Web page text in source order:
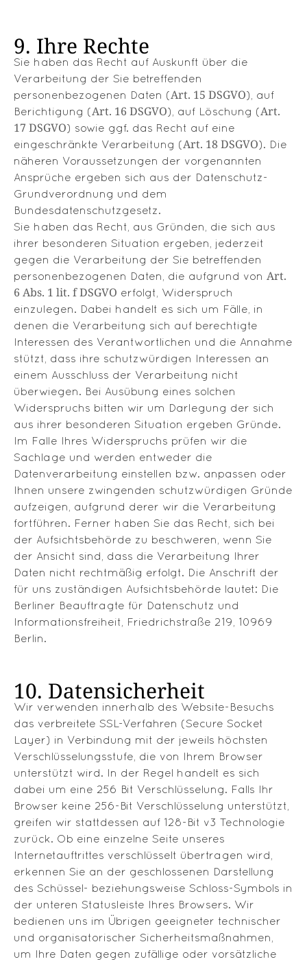
9. Ihre Rechte
Sie haben das Recht auf Auskunft über die
Verarbeitung der Sie betreffenden
personenbezogenen Daten (Art. 15 DSGVO), auf
Berichtigung (Art. 16 DSGVO), auf Löschung (Art.
17 DSGVO) sowie ggf. das Recht auf eine
eingeschränkte Verarbeitung (Art. 18 DSGVO). Die
näheren Voraussetzungen der vorgenannten
Ansprüche ergeben sich aus der Datenschutz-
Grundverordnung und dem
Bundesdatenschutzgesetz.
Sie haben das Recht, aus Gründen, die sich aus
ihrer besonderen Situation ergeben, jederzeit
gegen die Verarbeitung der Sie betreffenden
personenbezogenen Daten, die aufgrund von Art.
6 Abs. 1 lit. f DSGVO erfolgt, Widerspruch
einzulegen. Dabei handelt es sich um Fälle, in
denen die Verarbeitung sich auf berechtigte
Interessen des Verantwortlichen und die Annahme
stützt, dass ihre schutzwürdigen Interessen an
einem Ausschluss der Verarbeitung nicht
überwiegen. Bei Ausübung eines solchen
Widerspruchs bitten wir um Darlegung der sich
aus ihrer besonderen Situation ergeben Gründe.
Im Falle Ihres Widerspruchs prüfen wir die
Sachlage und werden entweder die
Datenverarbeitung einstellen bzw. anpassen oder
Ihnen unsere zwingenden schutzwürdigen Gründe
aufzeigen, aufgrund derer wir die Verarbeitung
fortführen. Ferner haben Sie das Recht, sich bei
der Aufsichtsbehörde zu beschweren, wenn Sie
der Ansicht sind, dass die Verarbeitung Ihrer
Daten nicht rechtmäßig erfolgt. Die Anschrift der
für uns zuständigen Aufsichtsbehörde lautet: Die
Berliner Beauftragte für Datenschutz und
Informationsfreiheit, Friedrichstraße 219, 10969
Berlin.
10. Datensicherheit
Wir verwenden innerhalb des Website-Besuchs
das verbreitete SSL-Verfahren (Secure Socket
Layer) in Verbindung mit der jeweils höchsten
Verschlüsselungsstufe, die von Ihrem Browser
unterstützt wird. In der Regel handelt es sich
dabei um eine 256 Bit Verschlüsselung. Falls Ihr
Browser keine 256-Bit Verschlüsselung unterstützt,
greifen wir stattdessen auf 128-Bit v3 Technologie
zurück. Ob eine einzelne Seite unseres
Internetauftrittes verschlüsselt übertragen wird,
erkennen Sie an der geschlossenen Darstellung
des Schüssel- beziehungsweise Schloss-Symbols in
der unteren Statusleiste Ihres Browsers. Wir
bedienen uns im Übrigen geeigneter technischer
und organisatorischer Sicherheitsmaßnahmen,
um Ihre Daten gegen zufällige oder vorsätzliche